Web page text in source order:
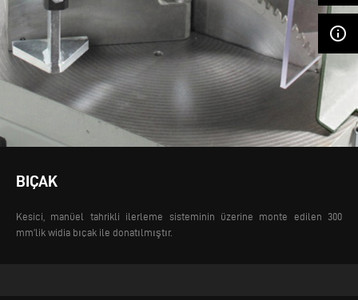
info_outline
BIÇAK
Kesici, manüel tahrikli ilerleme sisteminin üzerine monte edilen 300
mm’lik widia bıçak ile donatılmıştır.